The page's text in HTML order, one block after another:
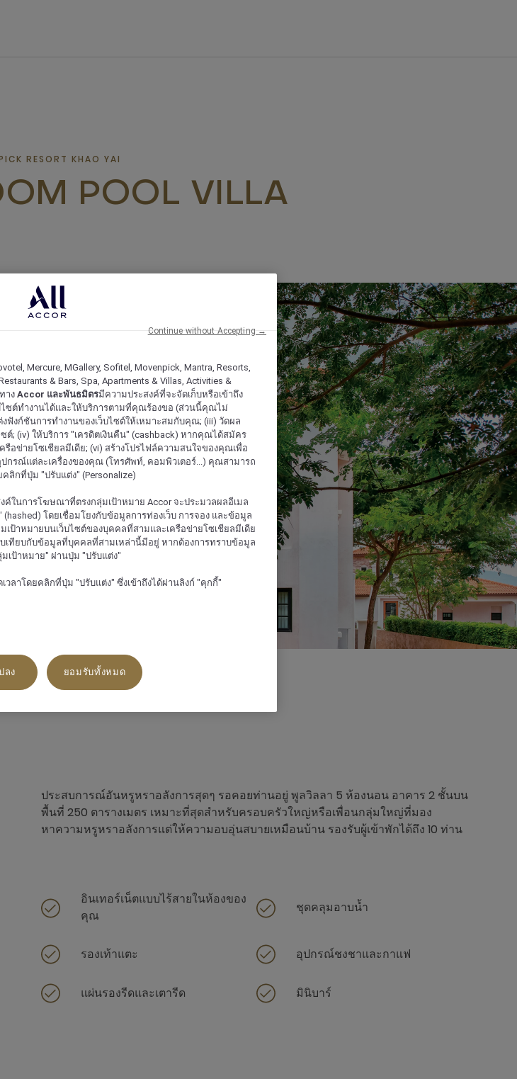
RESORT KHAO YAI
POOL VILLA
จองตอนนี้
ฝั่งสนาม,วิวเนินเขา
ประสบการณ์อันหรูหราอลังการสุดๆ รอคอยท่านอยู่ พูลวิลลา 5 ห้องนอน อาคาร 2 ชั้นบน
พื้นที่ 250 ตารางเมตร เหมาะที่สุดสำหรับครอบครัวใหญ่หรือเพื่อนกลุ่มใหญ่ที่มอง
หาความหรูหราอลังการแต่ให้ความอบอุ่นสบายเหมือนบ้าน รองรับผู้เข้าพักได้ถึง 10 ท่าน
อินเทอร์เน็ตแบบไร้สายในห้องของ
คุณ
ชุดคลุมอาบน้ำ
รองเท้าแตะ อุปกรณ์ชงชาและกาแฟ
แผ่นรองรีดและเตารีด มินิบาร์
Mercure, MGallery, Sofitel, Movenpick, Mantra, Resorts,
& Bars, Spa, Apartments & Villas, Activities &
าง Accor และพันธมิตรมีความประสงค์ที่จะจัดเก็บหรือเข้าถึง
ซต์ทำงานได้และให้บริการตามที่คุณร้องขอ (ส่วนนี้คุณไม่
ฟังก์ชันการทำงานของเว็บไซต์ให้เหมาะสมกับคุณ; (iii) วัดผล
; (iv) ให้บริการ "เครดิตเงินคืน" (cashback) หากคุณได้สมัคร
อข่ายโซเชียลมีเดีย; (vi) สร้างโปรไฟล์ความสนใจของคุณเพื่อ
กรณ์แต่ละเครื่องของคุณ (โทรศัพท์, คอมพิวเตอร์...) คุณสามารถ
ลิกที่ปุ่ม "ปรับแต่ง" (Personalize)
ในการโฆษณาที่ตรงกลุ่มเป้าหมาย Accor จะประมวลผลอีเมล
โดยเชื่อมโยงกับข้อมูลการท่องเว็บ การจอง และข้อมูล
ป้าหมายบนเว็บไซต์ของบุคคลที่สามและเครือข่ายโซเชียลมีเดีย
เทียบกับข้อมูลที่บุคคลที่สามเหล่านี้มีอยู่ หากต้องการทราบข้อมูล
เป้าหมาย" ผ่านปุ่ม "ปรับแต่ง"
ลาโดยคลิกที่ปุ่ม "ปรับแต่ง" ซึ่งเข้าถึงได้ผ่านลิงก์ "คุกกี้"
ลง ยอมรับทั้งหมด
Continue without Accepting →